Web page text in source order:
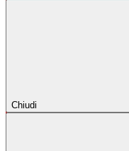
Chiudi